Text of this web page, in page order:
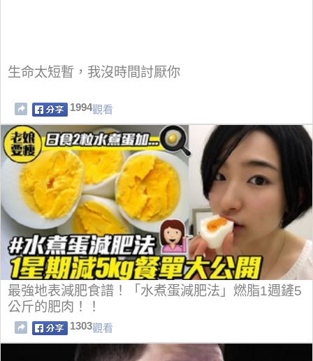
生命太短暫，我沒時間討厭你
1994觀看
最強地表減肥食譜！「水煮蛋減肥法」燃脂1週鏟5
公斤的肥肉！！
1303觀看